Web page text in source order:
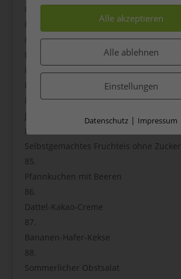
Reispudding mit Obst
Erdbeer-Chia-Dessert
Melonen-Smoothie-Bowl
Joghurt mit gefrorenen Beeren
Selbstgemachtes Fruchteis ohne Zucker
Pfannkuchen mit Beeren
Dattel-Kakao-Creme
Bananen-Hafer-Kekse
Sommerlicher Obstsalat
Alle akzeptieren
Alle ablehnen
Einstellungen
Datenschutz | Impressum